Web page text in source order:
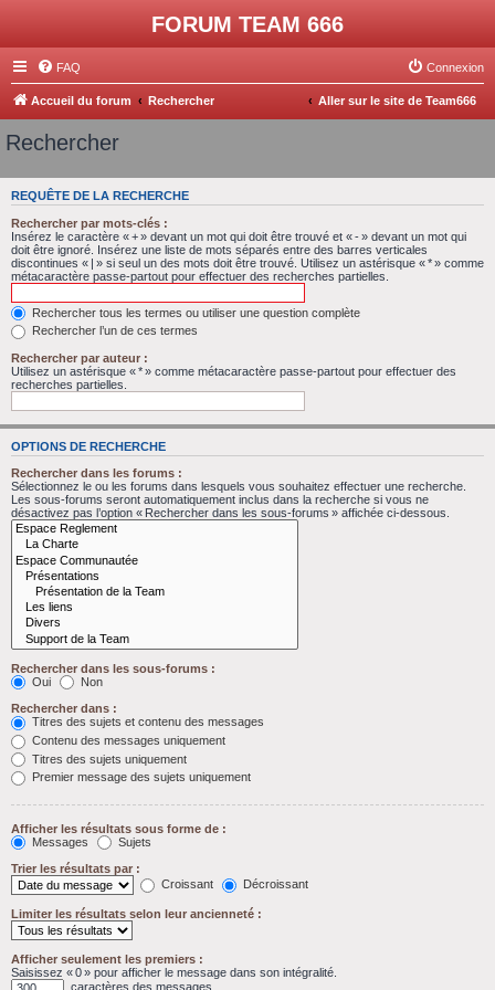
FORUM TEAM 666
FAQ Connexion
Accueil du forum Rechercher Aller sur le site de Team666
Rechercher
REQUÊTE DE LA RECHERCHE
Rechercher par mots-clés :
Insérez le caractère « + » devant un mot qui doit être trouvé et « - » devant un mot qui
doit être ignoré. Insérez une liste de mots séparés entre des barres verticales
discontinues « | » si seul un des mots doit être trouvé. Utilisez un astérisque « * » comme
métacaractère passe-partout pour effectuer des recherches partielles.
Rechercher tous les termes ou utiliser une question complète
Rechercher l’un de ces termes
Rechercher par auteur :
Utilisez un astérisque « * » comme métacaractère passe-partout pour effectuer des
recherches partielles.
OPTIONS DE RECHERCHE
Rechercher dans les forums :
Sélectionnez le ou les forums dans lesquels vous souhaitez effectuer une recherche.
Les sous-forums seront automatiquement inclus dans la recherche si vous ne
désactivez pas l’option « Rechercher dans les sous-forums » affichée ci-dessous.
Rechercher dans les sous-forums :
Oui
Non
Rechercher dans :
Titres des sujets et contenu des messages
Contenu des messages uniquement
Titres des sujets uniquement
Premier message des sujets uniquement
Afficher les résultats sous forme de :
Messages
Sujets
Trier les résultats par :
Croissant
Décroissant
Limiter les résultats selon leur ancienneté :
Afficher seulement les premiers :
Saisissez « 0 » pour afficher le message dans son intégralité.
caractères des messages